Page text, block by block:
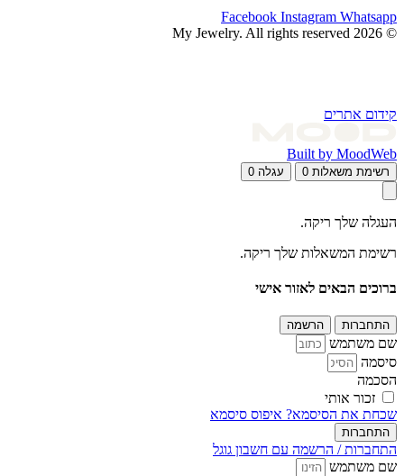
Facebook Instagram Whatsapp
© 2026 My Jewelry. All rights reserved
קידום אתרים
Built by MoodWeb
רשימת משאלות 0 עגלה 0
העגלה שלך ריקה.
רשימת המשאלות שלך ריקה.
ברוכים הבאים לאזור אישי
התחברות הרשמה
שם משתמש
סיסמה
הסכמה
זכור אותי
שכחת את הסיסמא? איפוס סיסמא
התחברות
התחברות / הרשמה עם חשבון גוגל
שם משתמש